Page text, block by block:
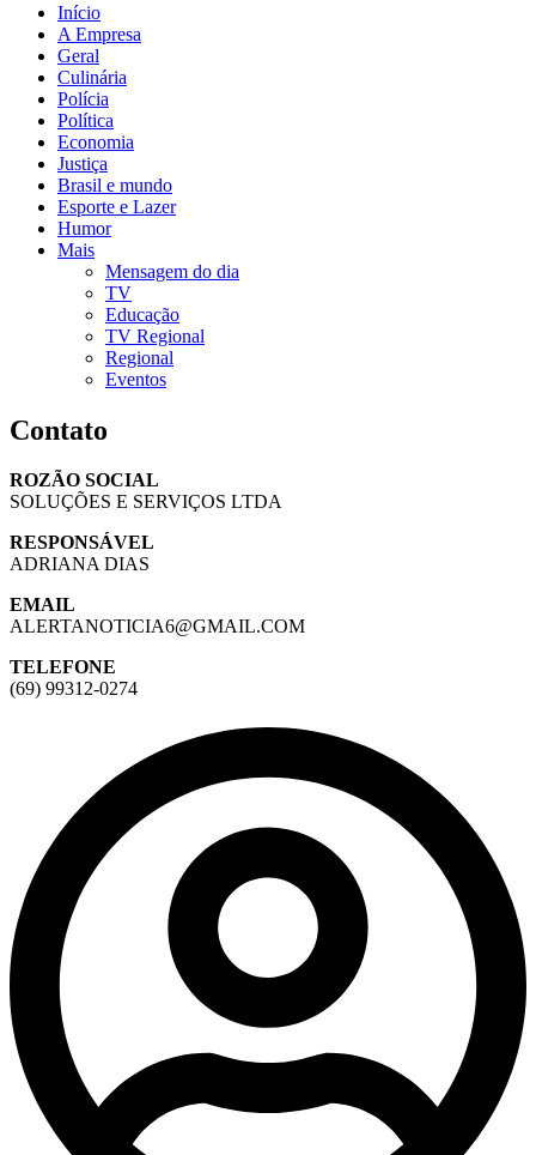
Início
A Empresa
Geral
Culinária
Polícia
Política
Economia
Justiça
Brasil e mundo
Esporte e Lazer
Humor
Mais
Mensagem do dia
TV
Educação
TV Regional
Regional
Eventos
Contato
ROZÃO SOCIAL
SOLUÇÕES E SERVIÇOS LTDA
RESPONSÁVEL
ADRIANA DIAS
EMAIL
ALERTANOTICIA6@GMAIL.COM
TELEFONE
(69) 99312-0274